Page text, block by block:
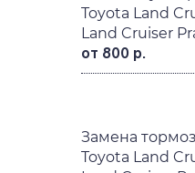
Toyota Land
Land Cruiser
от 800 р.
Замена
Toyota Land